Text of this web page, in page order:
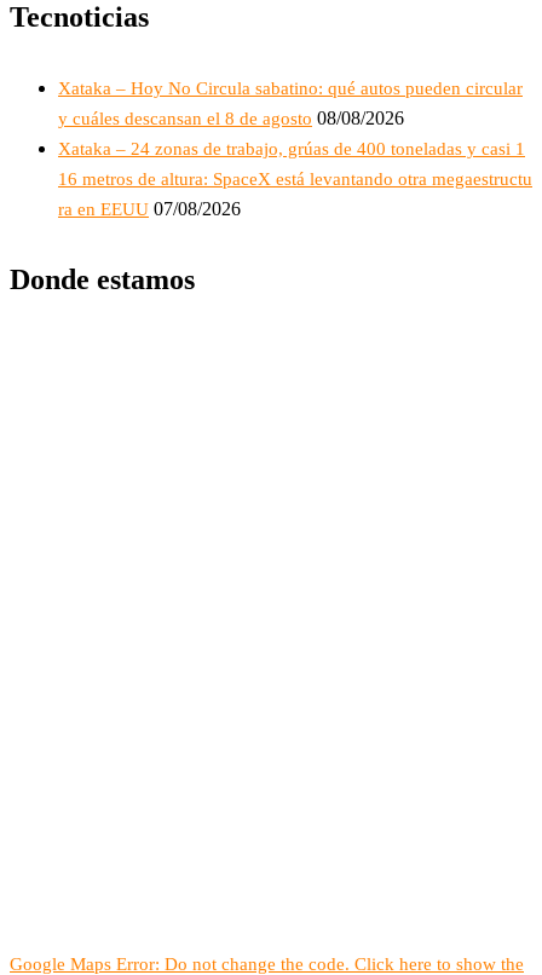
Tecnoticias
Xataka – Hoy No Circula sabatino: qué autos pueden circular
y cuáles descansan el 8 de agosto 08/08/2026
Xataka – 24 zonas de trabajo, grúas de 400 toneladas y casi 1
16 metros de altura: SpaceX está levantando otra megaestructu
ra en EEUU 07/08/2026
Donde estamos
Google Maps Error: Do not change the code. Click here to show the